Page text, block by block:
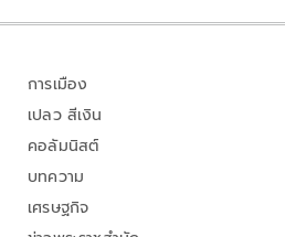
การเมือง
เปลว สีเงิน
คอลัมนิสต์
บทความ
เศรษฐกิจ